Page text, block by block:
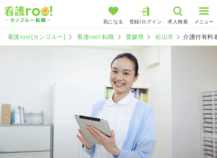
気になる 登録/ログイン 求人検索 メニュー
看護roo![カンゴルー] 看護roo! 転職 愛媛県 松山市 介護付有料